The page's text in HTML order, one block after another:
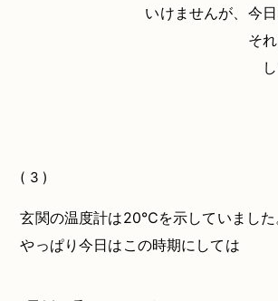
いけませんが、今日
そ
( 3 )
玄関の温度計は20℃を示していました
やっぱり今日はこの時期にしては